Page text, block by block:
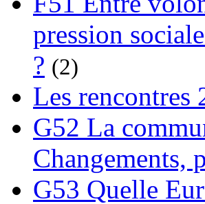
pression
? (2)
Les rencontres
G52 La
Changements,
G53 Quelle